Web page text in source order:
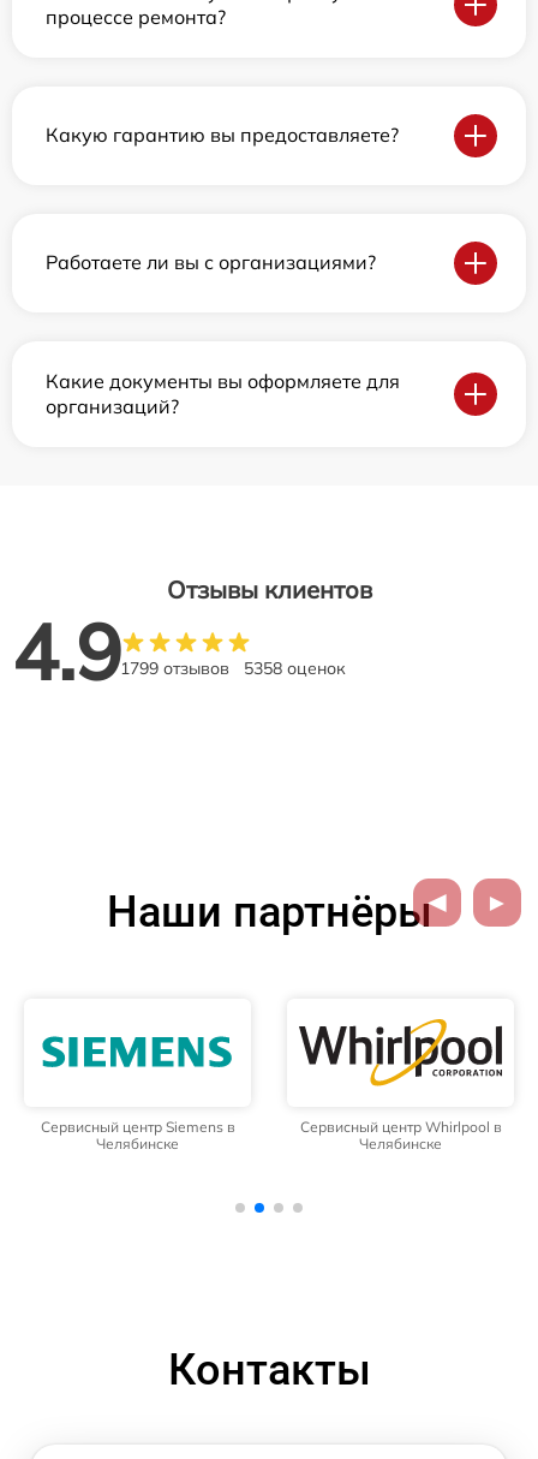
процессе ремонта?
Какую гарантию вы предоставляете?
Работаете ли вы с организациями?
Какие документы вы оформляете для
организаций?
Отзывы клиентов
4.91799 отзывов 5358 оценок
Наши партнёры
Сервисный центр Siemens в
Челябинске
Сервисный центр Whirlpool в
Челябинске
Контакты